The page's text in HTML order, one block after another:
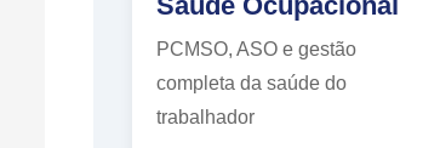
PCMSO, ASO e gestão
completa da saúde do
trabalhador